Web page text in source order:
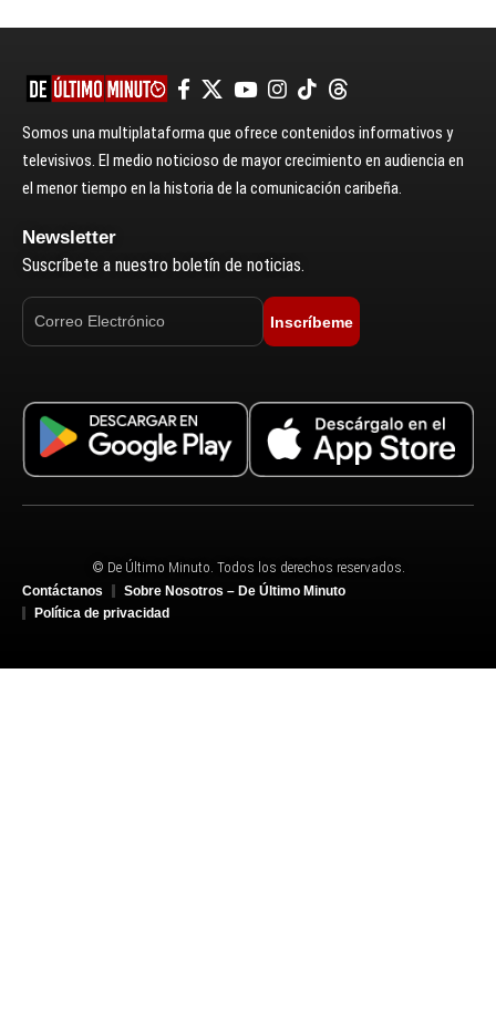
Somos una multiplataforma que ofrece contenidos informativos y
televisivos. El medio noticioso de mayor crecimiento en audiencia en
el menor tiempo en la historia de la comunicación caribeña.
Newsletter
Suscríbete a nuestro boletín de noticias.
Inscríbeme
© De Último Minuto. Todos los derechos reservados.
Contáctanos
Sobre Nosotros – De Último Minuto
Política de privacidad